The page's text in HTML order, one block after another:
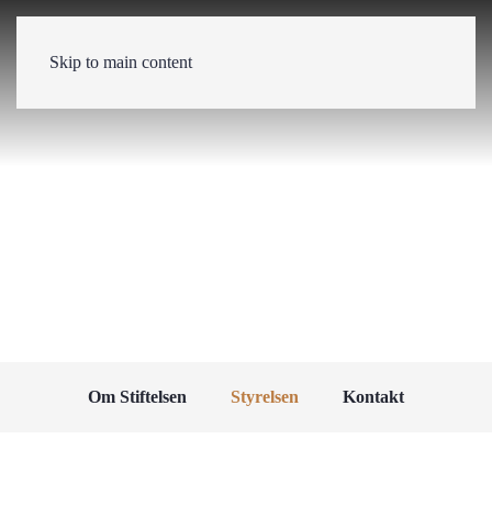
Skip to main content
Om Stiftelsen Styrelsen Kontakt